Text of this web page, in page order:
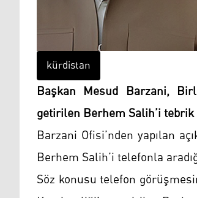
kürdistan
Başkan Mesud Barzani,
getirilen Berhem Salih’i
Barzani Ofisi’nden yapılan
Berhem Salih’i telefonla
Söz konusu telefon